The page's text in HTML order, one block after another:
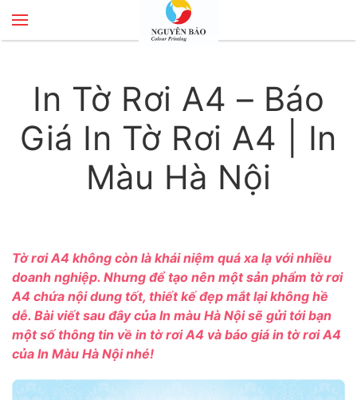
Skip to main content
In Tờ Rơi A4 – Báo
Giá In Tờ Rơi A4 | In
Màu Hà Nội
Tờ rơi A4 không còn là khái niệm quá xa lạ với nhiều
doanh nghiệp. Nhưng để tạo nên một sản phẩm tờ rơi
A4 chứa nội dung tốt, thiết kế đẹp mắt lại không hề
dễ. Bài viết sau đây của In màu Hà Nội sẽ gửi tới bạn
một số thông tin về in tờ rơi A4 và báo giá in tờ rơi A4
của In Màu Hà Nộinhé!